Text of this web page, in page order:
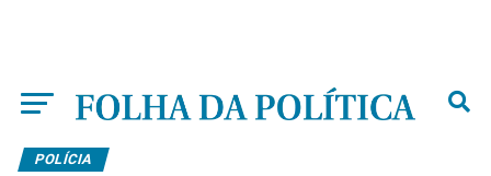
POLÍCIA